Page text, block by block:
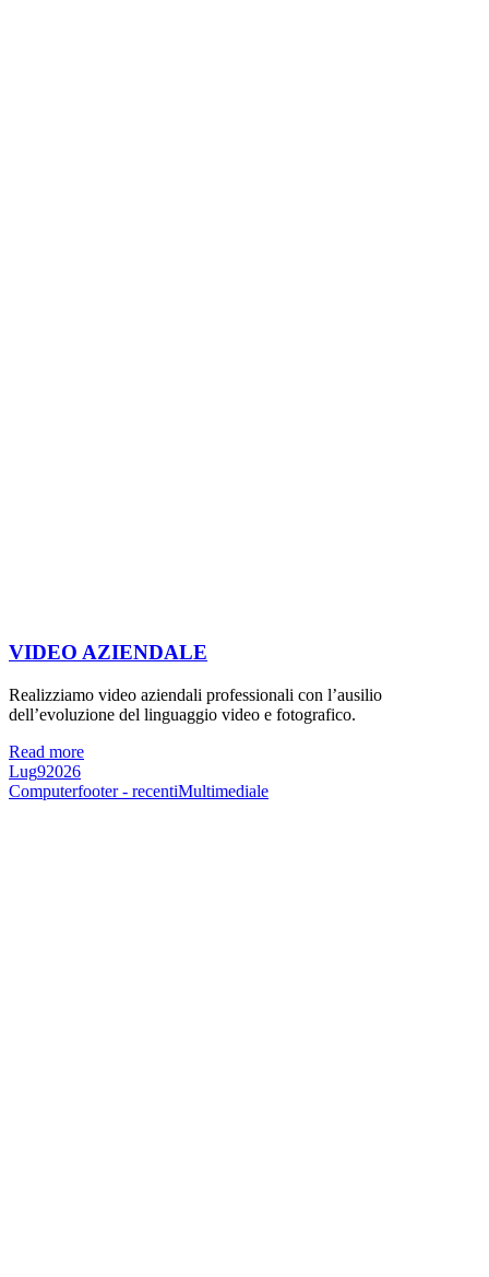
VIDEO AZIENDALE
Realizziamo video aziendali professionali con l’ausilio
dell’evoluzione del linguaggio video e fotografico.
Read more
Lug92026
Computerfooter - recentiMultimediale